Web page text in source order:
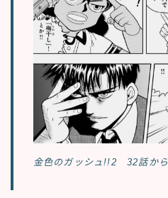
金色のガッシュ!!2 32話から